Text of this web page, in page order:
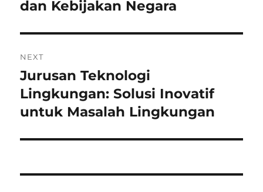
dan Kebijakan Negara
NEXT
Next
post:
Jurusan Teknologi
Lingkungan: Solusi Inovatif
untuk Masalah Lingkungan